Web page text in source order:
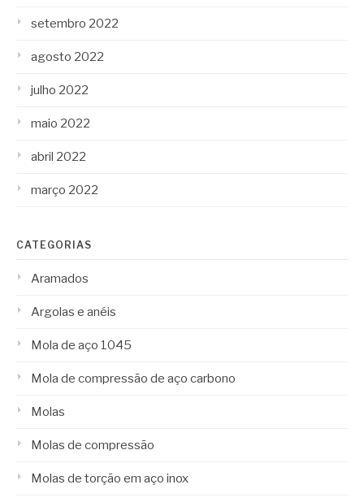
setembro 2022
agosto 2022
julho 2022
maio 2022
abril 2022
março 2022
CATEGORIAS
Aramados
Argolas e anéis
Mola de aço 1045
Mola de compressão de aço carbono
Molas
Molas de compressão
Molas de torção em aço inox